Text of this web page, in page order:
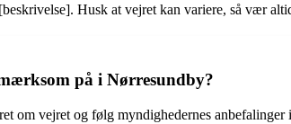
Husk at vejret kan variere, så vær
på i Nørresundby?
vejret og følg myndighedernes